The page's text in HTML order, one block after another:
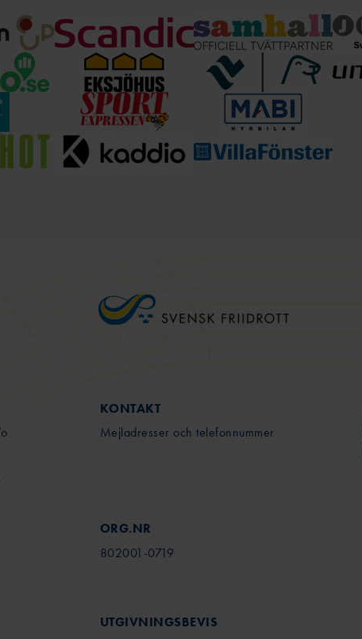
KONTAKT
Mejladresser och telefonnummer
ORG.NR
802001-0719
UTGIVNINGSBEVIS